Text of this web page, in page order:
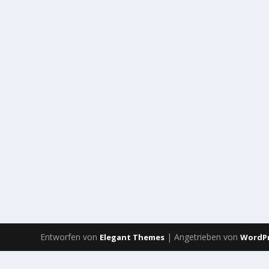
Entworfen von Elegant Themes | Angetrieben von